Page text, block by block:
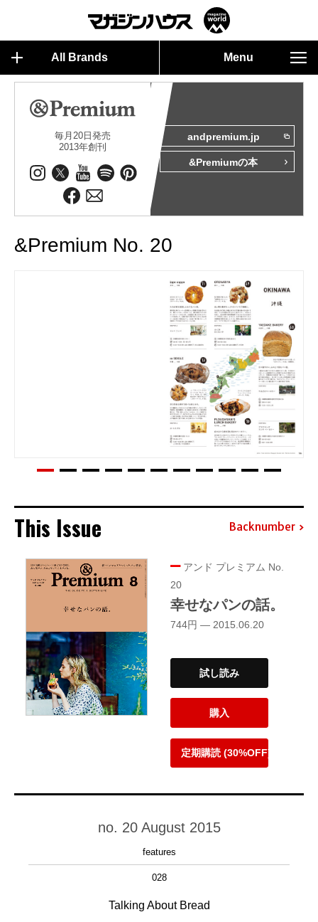
All Brands Menu
毎月20日発売
2013年創刊
andpremium.jp
&Premiumの本
&Premium No. 20
This Issue Backnumber
アンド プレミアム No.
20
幸せなパンの話。
744円 — 2015.06.20
試し読み
購入
定期購読 (30%OFF)
no. 20 August 2015
features
028
Talking About Bread